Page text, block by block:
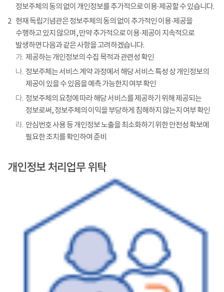
정보주체의 동의 없이 개인정보를 추가적으로 이용·제공할 수 있습니다.
2 현재 독립기념관은 정보주체의 동의 없이 추가적인 이용·제공을
수행하고 있지 않으며, 만약 추가적으로 이용·제공이 지속적으로
발생하면 다음과 같은 사항을 고려하겠습니다.
가. 제공하는 개인정보의 수집 목적과 관련성 확인
나. 정보주체는 서비스 계약 과정에서 해당 서비스 특성 상 개인정보의
제공이 있을 수 있음을 예측 가능한지 여부 확인
다. 정보주체의 요청에 따라 해당 서비스를 제공하기 위해 제공되는
정보로써, 정보주체의 이익을 부당하게 침해하지 않는지 여부 확인
라. 안심번호 사용 등 개인정보 노출을 최소화하기 위한 안전성 확보에
필요한 조치를 확인하여 준비
개인정보 처리업무 위탁